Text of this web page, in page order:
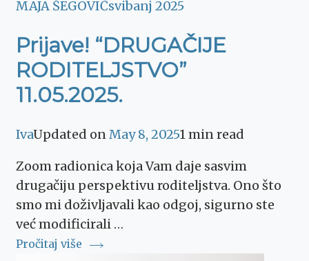
MAJA ŠEGOVIĆsvibanj 2025
Prijave! “DRUGAČIJE
RODITELJSTVO”
11.05.2025.
IvaUpdated onMay 8, 20251 min read
Zoom radionica koja Vam daje sasvim
drugačiju perspektivu roditeljstva. Ono što
smo mi doživljavali kao odgoj, sigurno ste
već modificirali …
Pročitaj više